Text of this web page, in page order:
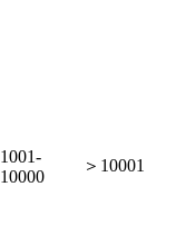
1001-
10000
＞10001